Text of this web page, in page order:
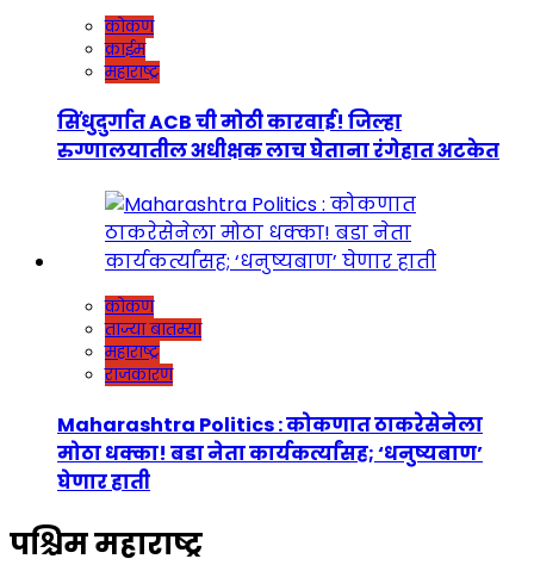
कोकण
क्राईम
महाराष्ट्र
सिंधुदुर्गात ACB ची मोठी कारवाई! जिल्हा
रुग्णालयातील अधीक्षक लाच घेताना रंगेहात अटकेत
कोकण
ताज्या बातम्या
महाराष्ट्र
राजकारण
Maharashtra Politics : कोकणात ठाकरेसेनेला
मोठा धक्का! बडा नेता कार्यकर्त्यांसह; ‘धनुष्यबाण’
घेणार हाती
पश्चिम महाराष्ट्र